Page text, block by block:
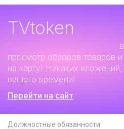
TVtoken
просмотр обзоров товаров
на карту! Никаких
вашего времени!
Перейти на сайт
Должностные обязанности